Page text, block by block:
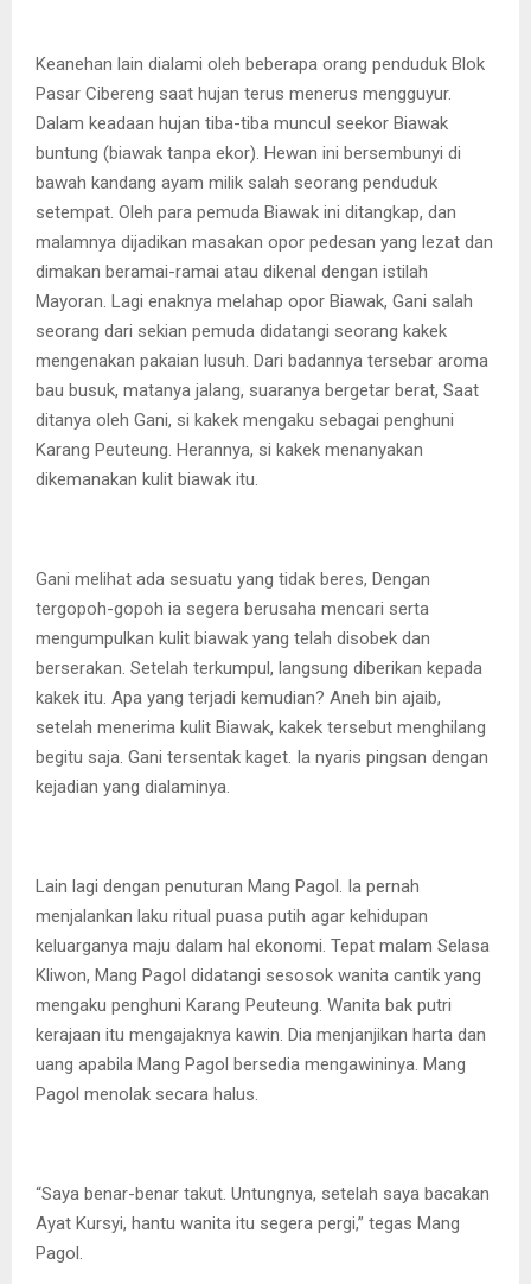
Keanehan lain dialami oleh beberapa orang penduduk Blok
Pasar Cibereng saat hujan terus menerus mengguyur.
Dalam keadaan hujan tiba-tiba muncul seekor Biawak
buntung (biawak tanpa ekor). Hewan ini bersembunyi di
bawah kandang ayam milik salah seorang penduduk
setempat. Oleh para pemuda Biawak ini ditangkap, dan
malamnya dijadikan masakan opor pedesan yang lezat dan
dimakan beramai-ramai atau dikenal dengan istilah
Mayoran. Lagi enaknya melahap opor Biawak, Gani salah
seorang dari sekian pemuda didatangi seorang kakek
mengenakan pakaian lusuh. Dari badannya tersebar aroma
bau busuk, matanya jalang, suaranya bergetar berat, Saat
ditanya oleh Gani, si kakek mengaku sebagai penghuni
Karang Peuteung. Herannya, si kakek menanyakan
dikemanakan kulit biawak itu.
Gani melihat ada sesuatu yang tidak beres, Dengan
tergopoh-gopoh ia segera berusaha mencari serta
mengumpulkan kulit biawak yang telah disobek dan
berserakan. Setelah terkumpul, langsung diberikan kepada
kakek itu. Apa yang terjadi kemudian? Aneh bin ajaib,
setelah menerima kulit Biawak, kakek tersebut menghilang
begitu saja. Gani tersentak kaget. Ia nyaris pingsan dengan
kejadian yang dialaminya.
Lain lagi dengan penuturan Mang Pagol. Ia pernah
menjalankan laku ritual puasa putih agar kehidupan
keluarganya maju dalam hal ekonomi. Tepat malam Selasa
Kliwon, Mang Pagol didatangi sesosok wanita cantik yang
mengaku penghuni Karang Peuteung. Wanita bak putri
kerajaan itu mengajaknya kawin. Dia menjanjikan harta dan
uang apabila Mang Pagol bersedia mengawininya. Mang
Pagol menolak secara halus.
“Saya benar-benar takut. Untungnya, setelah saya bacakan
Ayat Kursyi, hantu wanita itu segera pergi,” tegas Mang
Pagol.